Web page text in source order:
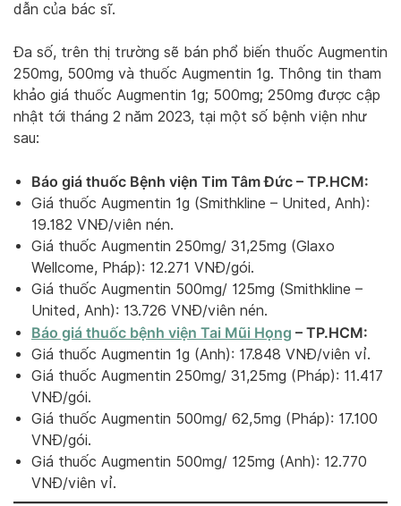
dẫn của bác sĩ.
Đa số, trên thị trường sẽ bán phổ biến thuốc Augmentin
250mg, 500mg và thuốc Augmentin 1g. Thông tin tham
khảo giá thuốc Augmentin 1g; 500mg; 250mg được cập
nhật tới tháng 2 năm 2023, tại một số bệnh viện như
sau:
Báo giá thuốc Bệnh viện Tim Tâm Đức – TP.HCM:
Giá thuốc Augmentin 1g (Smithkline – United, Anh):
19.182 VNĐ/viên nén.
Giá thuốc Augmentin 250mg/ 31,25mg (Glaxo
Wellcome, Pháp): 12.271 VNĐ/gói.
Giá thuốc Augmentin 500mg/ 125mg (Smithkline –
United, Anh): 13.726 VNĐ/viên nén.
Báo giá thuốc bệnh viện Tai Mũi Họng – TP.HCM:
Giá thuốc Augmentin 1g (Anh): 17.848 VNĐ/viên vỉ.
Giá thuốc Augmentin 250mg/ 31,25mg (Pháp): 11.417
VNĐ/gói.
Giá thuốc Augmentin 500mg/ 62,5mg (Pháp): 17.100
VNĐ/gói.
Giá thuốc Augmentin 500mg/ 125mg (Anh): 12.770
VNĐ/viên vỉ.